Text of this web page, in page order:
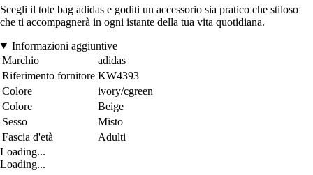
Scegli il tote bag adidas e goditi un accessorio sia pratico che stiloso
che ti accompagnerà in ogni istante della tua vita quotidiana.
Informazioni aggiuntive
Marchio
adidas
Riferimento fornitore KW4393
Colore
ivory/cgreen
Colore
Beige
Sesso
Misto
Fascia d'età
Adulti
Loading...
Loading...